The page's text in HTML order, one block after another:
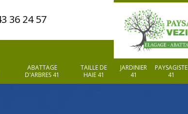
36 24 57
ABATTAGE
D'ARBRES 41
TAILLE DE
HAIE 41
JARDINIER
41
PAYSAGISTE
41